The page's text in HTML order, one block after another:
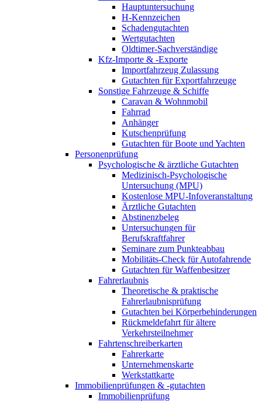
Hauptuntersuchung
H-Kennzeichen
Schadengutachten
Wertgutachten
Oldtimer-Sachverständige
Kfz-Importe & -Exporte
Importfahrzeug Zulassung
Gutachten für Exportfahrzeuge
Sonstige Fahrzeuge & Schiffe
Caravan & Wohnmobil
Fahrrad
Anhänger
Kutschenprüfung
Gutachten für Boote und Yachten
Personenprüfung
Psychologische & ärztliche Gutachten
Medizinisch-Psychologische
Untersuchung (MPU)
Kostenlose MPU-Infoveranstaltung
Ärztliche Gutachten
Abstinenzbeleg
Untersuchungen für
Berufskraftfahrer
Seminare zum Punkteabbau
Mobilitäts-Check für Autofahrende
Gutachten für Waffenbesitzer
Fahrerlaubnis
Theoretische & praktische
Fahrerlaubnisprüfung
Gutachten bei Körperbehinderungen
Rückmeldefahrt für ältere
Verkehrsteilnehmer
Fahrtenschreiberkarten
Fahrerkarte
Unternehmenskarte
Werkstattkarte
Immobilienprüfungen & -gutachten
Immobilienprüfung